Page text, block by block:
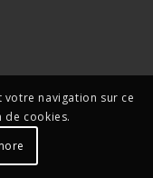
votre navigation sur ce
de cookies.